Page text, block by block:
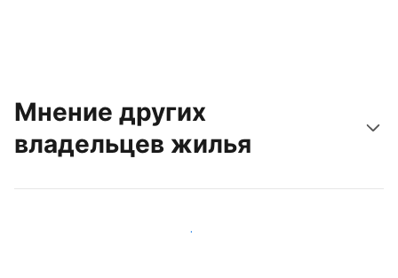
Мнение других
владельцев жилья
Присоединиться к другим владельцам жилья